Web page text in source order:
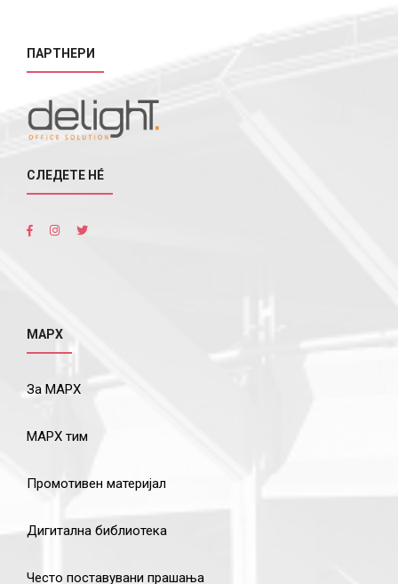
ПАРТНЕРИ
СЛЕДЕТЕ НÉ
МАРХ
За МАРХ
МАРХ тим
Промотивен материјал
Дигитална библиотека
Често поставувани прашања